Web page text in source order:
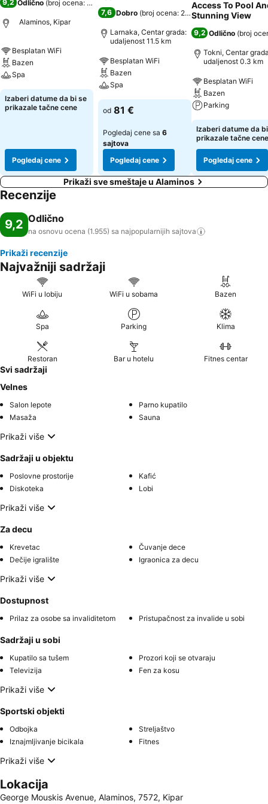
9,2 Odlično (broj ocena: 1.955 )
Alaminos, Kipar
Besplatan WiFi
Bazen
Spa
Izaberi datume da bi se
prikazale tačne cene
Pogledaj cene
7,6 Dobro (broj ocena: 2.727)
Larnaka, Centar grada:
udaljenost 11.5 km
Besplatan WiFi
Bazen
Spa
od 81 €
Pogledaj cene sa 6
sajtova
Pogledaj cene
Access To Pool
Stunning View
9,2 Odlično (broj
Tokni, Centar
udaljenost 0.3 km
Besplatan WiFi
Bazen
Parking
Izaberi datume da
prikazale tačne cene
Pogledaj cene
Prikaži sve smeštaje u Alaminos
Recenzije
9,2 Odlično
na osnovu ocena (1.955) sa najpopularnijih sajtova
Prikaži recenzije
Najvažniji sadržaji
WiFi u lobiju WiFi u sobama Bazen
Spa Parking Klima
Restoran Bar u hotelu Fitnes centar
Svi sadržaji
Velnes
Salon lepote
Parno kupatilo
Masaža
Sauna
Prikaži više
Sadržaji u objektu
Poslovne prostorije
Kafić
Diskoteka
Lobi
Prikaži više
Za decu
Krevetac
Čuvanje dece
Dečije igralište
Igraonica za decu
Prikaži više
Dostupnost
Prilaz za osobe sa invaliditetom Pristupačnost za invalide u sobi
Sadržaji u sobi
Kupatilo sa tušem
Prozori koji se otvaraju
Televizija
Fen za kosu
Prikaži više
Sportski objekti
Odbojka
Streljaštvo
Iznajmljivanje bicikala
Fitnes
Prikaži više
Lokacija
George Mouskis Avenue, Alaminos, 7572, Kipar